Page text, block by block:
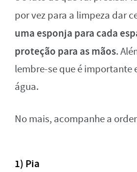
por vez para a limpeza dar
uma esponja para cada
proteção para as mãos.
lembre-se que é importante
água.
No mais, acompanhe a
1) Pia